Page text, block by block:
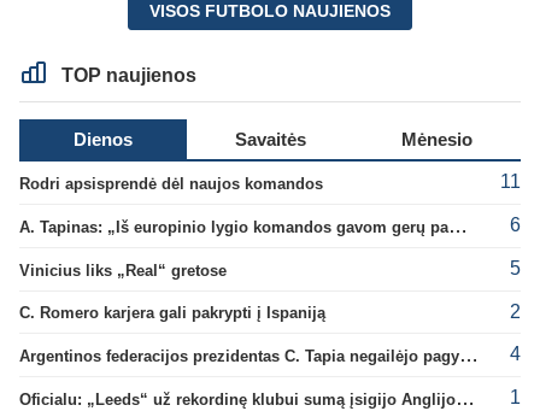
VISOS FUTBOLO NAUJIENOS
TOP naujienos
Dienos Savaitės Mėnesio
Rodri apsisprendė dėl naujos komandos 11
A. Tapinas: „Iš europinio lygio komandos gavom gerų pamokų“ 6
Vinicius liks „Real“ gretose 5
C. Romero karjera gali pakrypti į Ispaniją 2
Argentinos federacijos prezidentas C. Tapia negailėjo pagyrų G. Infantino 4
Oficialu: „Leeds“ už rekordinę klubui sumą įsigijo Anglijos rinktinės vartininką 1